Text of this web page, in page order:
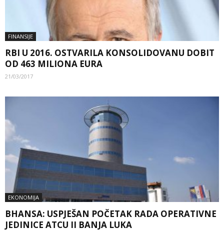
FINANSIJE
RBI U 2016. OSTVARILA KONSOLIDOVANU DOBIT
OD 463 MILIONA EURA
21/03/2017
EKONOMIJA
BHANSA: USPJEŠAN POČETAK RADA OPERATIVNE
JEDINICE ATCU II BANJA LUKA